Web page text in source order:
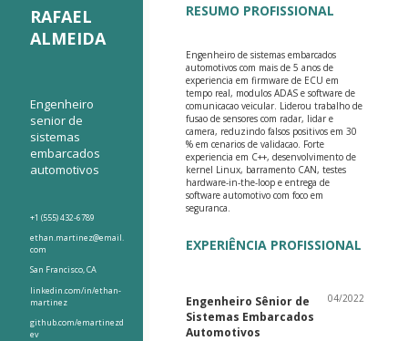
RAFAEL
ALMEIDA
Engenheiro
senior de
sistemas
embarcados
automotivos
+1 (555) 432-6789
ethan.martinez@email.
com
San Francisco, CA
linkedin.com/in/ethan-
martinez
github.com/emartinezd
ev
RESUMO PROFISSIONAL
Engenheiro de sistemas embarcados
automotivos com mais de 5 anos de
experiencia em firmware de ECU em
tempo real, modulos ADAS e software de
comunicacao veicular. Liderou trabalho de
fusao de sensores com radar, lidar e
camera, reduzindo falsos positivos em 30
% em cenarios de validacao. Forte
experiencia em C++, desenvolvimento de
kernel Linux, barramento CAN, testes
hardware-in-the-loop e entrega de
software automotivo com foco em
seguranca.
EXPERIÊNCIA PROFISSIONAL
Engenheiro Sênior de
Sistemas Embarcados
Automotivos
04/2022